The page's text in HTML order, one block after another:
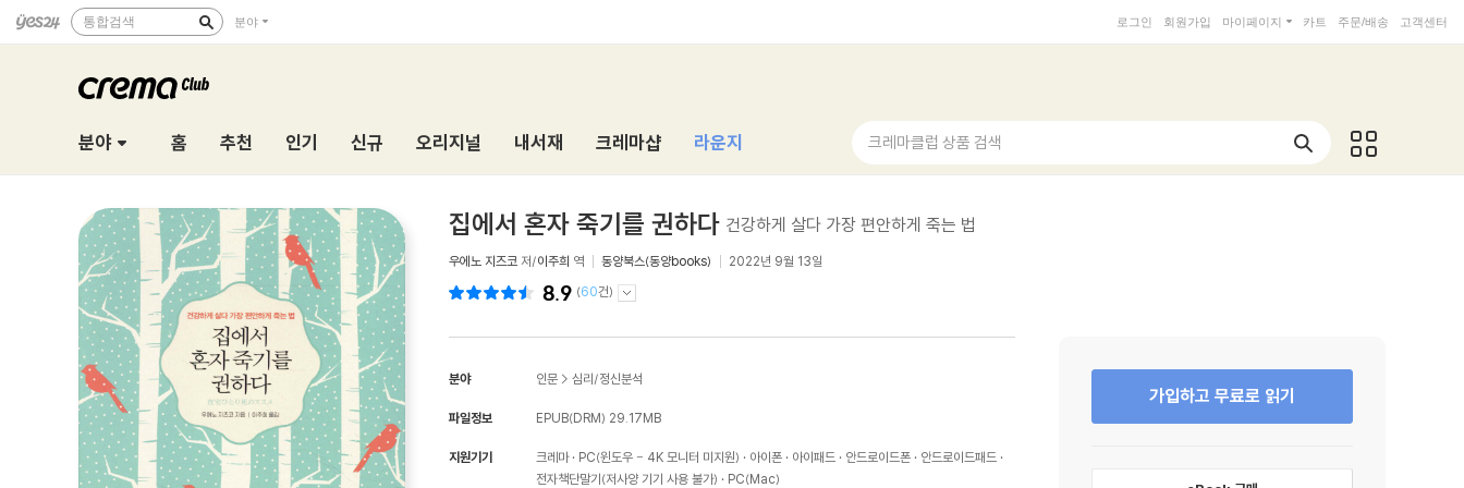
통합검색 분야 로그인 회원가입 마이페이지 카트 주문/배송 고객센터
분야 홈 추천 인기 신규 오리지널 내서재 크레마샵 라운지 크레마클럽 상품 검색
집에서 혼자 죽기를 권하다 건강하게 살다 가장 편안하게 죽는 법
우에노 지즈코 저/이주희 역 동양북스(동양books) 2022년 9월 13일
8.9 (60건)
분야 인문 > 심리/정신분석
파일정보 EPUB(DRM) 29.17MB
지원기기 크레마 PC(윈도우 - 4K 모니터 미지원) 아이폰 아이패드 안드로이드폰
안드로이드패드
전자책단말기(저사양 기기 사용 불가)
PC(Mac)
가입하고 무료로 읽기